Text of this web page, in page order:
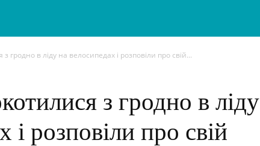
гродно в ліду на велосипедах і розповіли про свій...
з гродно в ліду
і розповіли про свій